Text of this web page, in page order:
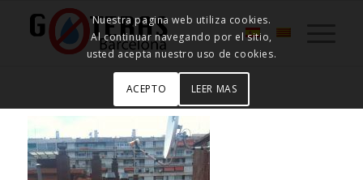
Nuestra pagina web utiliza cookies.
Al continuar navegando por el sitio,
usted acepta nuestro uso de cookies.
ACEPTO LEER MAS